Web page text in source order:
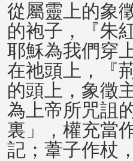
從屬靈上的象
的袍子，『朱
耶穌為我們穿
在祂頭上，『
的頭上，象徵
為上帝所咒詛
裏」，權充當
記；葦子作杖